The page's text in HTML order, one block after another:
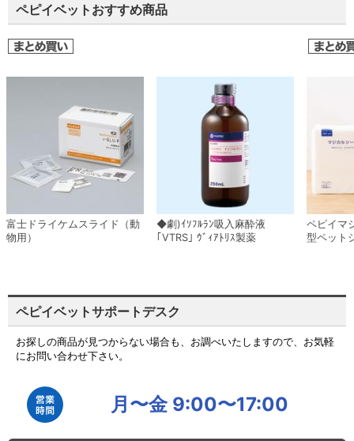
ペピイベットおすすめ商品
富士ドライケムスライド（動
物用）
◆劇)ｲｿﾌﾙﾗﾝ吸入麻酔液
｢VTRS｣ ｳﾞｨｱﾄﾘｽ製薬
ペピイマ
型ペット
ペピイベットサポートデスク
お探しの商品が見つからない場合も、お調べいたしますので、お気軽
にお問い合わせ下さい。
月〜金 9:00〜17:00